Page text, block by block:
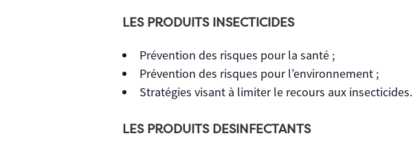
LES PRODUITS INSECTICIDES
Prévention des risques pour la santé ;
Prévention des risques pour l’environnement ;
Stratégies visant à limiter le recours aux insecticides.
LES PRODUITS DESINFECTANTS